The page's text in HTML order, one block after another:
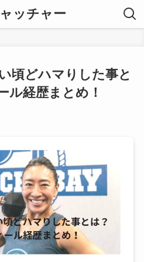
ッチャー
頃どハマりした事と
ル経歴まとめ！